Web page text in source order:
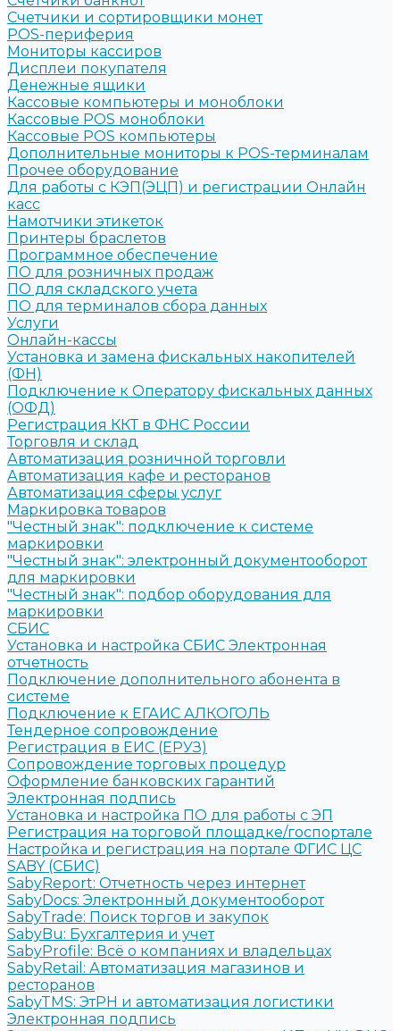
Счетчики и сортировщики монет
POS-периферия
Мониторы кассиров
Дисплеи покупателя
Денежные ящики
Кассовые компьютеры и моноблоки
Кассовые POS моноблоки
Кассовые POS компьютеры
Дополнительные мониторы к POS-терминалам
Прочее оборудование
Для работы с КЭП(ЭЦП) и регистрации Онлайн
касс
Намотчики этикеток
Принтеры браслетов
Программное обеспечение
ПО для розничных продаж
ПО для складского учета
ПО для терминалов сбора данных
Услуги
Онлайн-кассы
Установка и замена фискальных накопителей
(ФН)
Подключение к Оператору фискальных данных
(ОФД)
Регистрация ККТ в ФНС России
Торговля и склад
Автоматизация розничной торговли
Автоматизация кафе и ресторанов
Автоматизация сферы услуг
Маркировка товаров
"Честный знак": подключение к системе
маркировки
"Честный знак": электронный документооборот
для маркировки
"Честный знак": подбор оборудования для
маркировки
СБИС
Установка и настройка СБИС Электронная
отчетность
Подключение дополнительного абонента в
системе
Подключение к ЕГАИС АЛКОГОЛЬ
Тендерное сопровождение
Регистрация в ЕИС (ЕРУЗ)
Сопровождение торговых процедур
Оформление банковских гарантий
Электронная подпись
Установка и настройка ПО для работы с ЭП
Регистрация на торговой площадке/госпортале
Настройка и регистрация на портале ФГИС ЦС
SABY (СБИС)
SabyReport: Отчетность через интернет
SabyDocs: Электронный документооборот
SabyTrade: Поиск торгов и закупок
SabyBu: Бухгалтерия и учет
SabyProfile: Всё о компаниях и владельцах
SabyRetail: Автоматизация магазинов и
ресторанов
SabyTMS: ЭтРН и автоматизация логистики
Электронная подпись